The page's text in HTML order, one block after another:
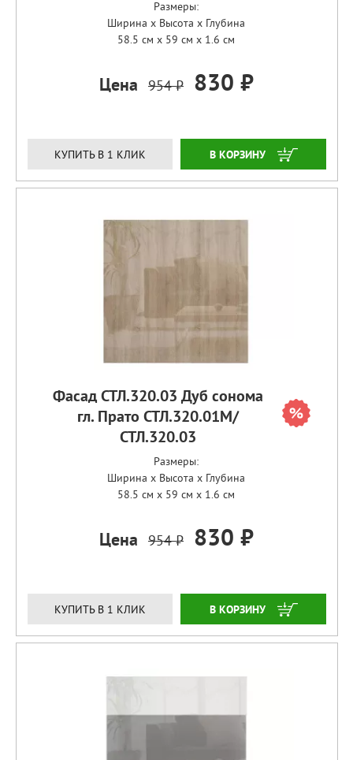
Размеры:
Ширина x Высота x Глубина
58.5 см x 59 см x 1.6 см
Цена 954 ₽ 830 ₽
КУПИТЬ В 1 КЛИК ЗАКАЗАТЬ
Фасад СТЛ.320.03 Дуб сонома
гл. Прато СТЛ.320.01М/
СТЛ.320.03
Размеры:
Ширина x Высота x Глубина
58.5 см x 59 см x 1.6 см
Цена 954 ₽ 830 ₽
КУПИТЬ В 1 КЛИК ЗАКАЗАТЬ